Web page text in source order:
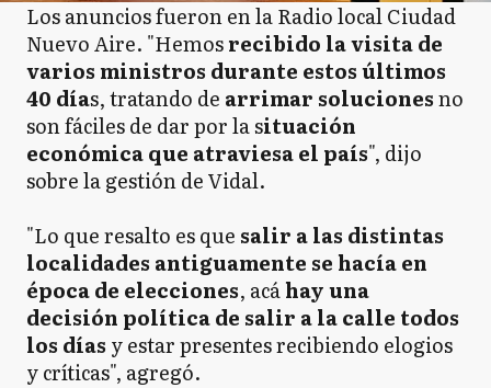
Los anuncios fueron en la Radio local Ciudad
Nuevo Aire. "Hemosrecibido la visita de
varios ministros durante estos últimos
40 días, tratando de arrimar solucionesno
son fáciles de dar por la situación
económica que atraviesa el país", dijo
sobre la gestión de Vidal.
"Lo que resalto es que salir a las distintas
localidades antiguamente se hacía en
época de elecciones, acáhay una
decisión política de salir a la calle todos
los días y estar presentes recibiendo elogios
y críticas", agregó.